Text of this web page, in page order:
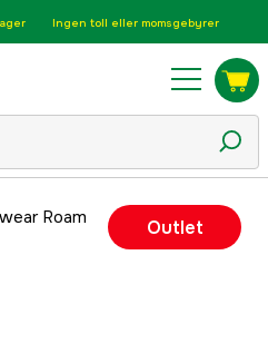
Ingen toll eller momsgebyrer
Roam
Outlet